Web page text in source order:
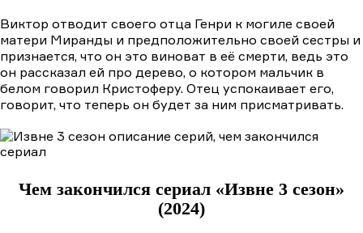
Виктор отводит своего отца Генри к могиле своей
матери Миранды и предположительно своей сестры и
признается, что он это виноват в её смерти, ведь это
он рассказал ей про дерево, о котором мальчик в
белом говорил Кристоферу. Отец успокаивает его,
говорит, что теперь он будет за ним присматривать.
Чем закончился сериал «Извне 3 сезон»
(2024)